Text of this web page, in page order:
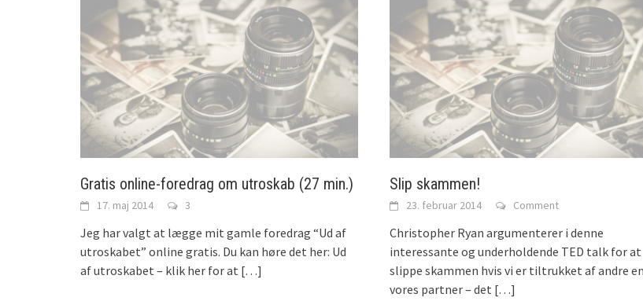
Gratis online-foredrag om utroskab (27 min.)
17. maj 2014 3
Jeg har valgt at lægge mit gamle foredrag “Ud af
utroskabet” online gratis. Du kan høre det her: Ud
af utroskabet – klik her for at […]
Slip skammen!
23. februar 2014 Comment
Christopher Ryan argumenterer i denne
interessante og underholdende TED talk for at
slippe skammen hvis vi er tiltrukket af andre
vores partner – det […]